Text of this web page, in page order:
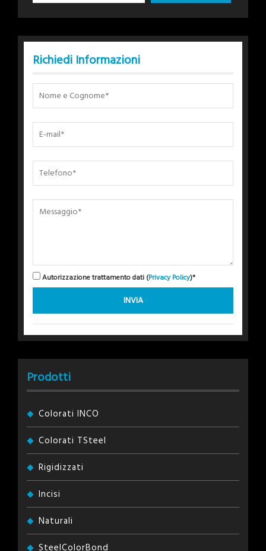
Richiedi Informazioni
Autorizzazione trattamento dati (Privacy Policy)*
Prodotti
Colorati INCO
Colorati TSteel
Rigidizzati
Incisi
Naturali
SteelColorBond